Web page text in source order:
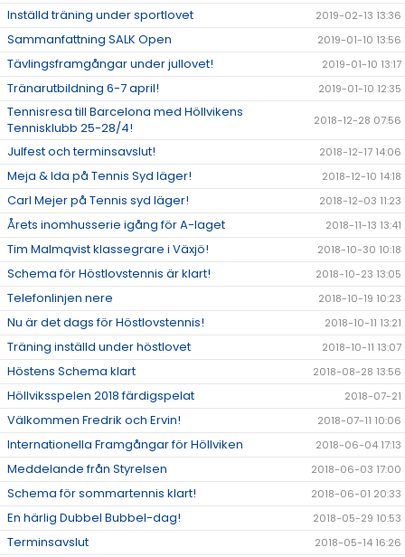
Inställd träning under sportlovet 2019-02-13 13:36
Sammanfattning SALK Open 2019-01-10 13:56
Tävlingsframgångar under jullovet! 2019-01-10 13:17
Tränarutbildning 6-7 april! 2019-01-10 12:35
Tennisresa till Barcelona med Höllvikens
Tennisklubb 25-28/4!
2018-12-28 07:56
Julfest och terminsavslut! 2018-12-17 14:06
Meja & Ida på Tennis Syd läger! 2018-12-10 14:18
Carl Mejer på Tennis syd läger! 2018-12-03 11:23
Årets inomhusserie igång för A-laget 2018-11-13 13:41
Tim Malmqvist klassegrare i Växjö! 2018-10-30 10:18
Schema för Höstlovstennis är klart! 2018-10-23 13:05
Telefonlinjen nere 2018-10-19 10:23
Nu är det dags för Höstlovstennis! 2018-10-11 13:21
Träning inställd under höstlovet 2018-10-11 13:07
Höstens Schema klart 2018-08-28 13:56
Höllviksspelen 2018 färdigspelat 2018-07-21
Välkommen Fredrik och Ervin! 2018-07-11 10:06
Internationella Framgångar för Höllviken 2018-06-04 17:13
Meddelande från Styrelsen 2018-06-03 17:00
Schema för sommartennis klart! 2018-06-01 20:33
En härlig Dubbel Bubbel-dag! 2018-05-29 10:53
Terminsavslut 2018-05-14 16:26